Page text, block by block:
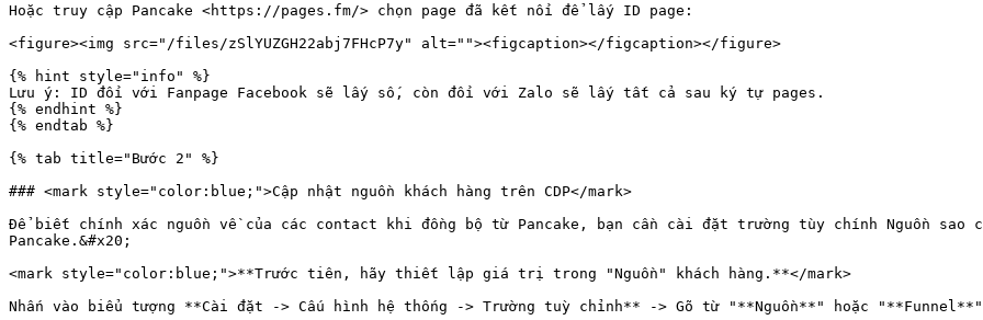
Hoặc truy cập Pancake <https://pages.fm/> chọn page đã kết nối để lấy ID page:
<figure><img src="/files/zSlYUZGH22abj7FHcP7y" alt=""><figcaption></figcaption></figure>
{% hint style="info" %}
Lưu ý: ID đối với Fanpage Facebook sẽ lấy số, còn đối với Zalo sẽ lấy tất cả sau ký tự pages.
{% endhint %}
{% endtab %}
{% tab title="Bước 2" %}
### <mark style="color:blue;">Cập nhật nguồn khách hàng trên CDP</mark>
Để biết chính xác nguồn về của các contact khi đồng bộ từ Pancake, bạn cần cài đặt trường tùy chính Nguồn
Pancake.&#x20;
<mark style="color:blue;">**Trước tiên, hãy thiết lập giá trị trong "Nguồn" khách hàng.**</mark>
Nhấn vào biểu tượng **Cài đặt -> Cấu hình hệ thống -> Trường tuỳ chỉnh** -> Gõ từ "**Nguồn**" hoặc